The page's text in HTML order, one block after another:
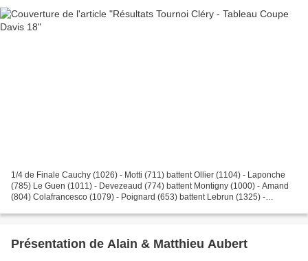
1/4 de Finale Cauchy (1026) - Motti (711) battent Ollier (1104) - Laponche
(785) Le Guen (1011) - Devezeaud (774) battent Montigny (1000) - Amand
(804) Colafrancesco (1079) - Poignard (653) battent Lebrun (1325) -
Présentation de Alain & Matthieu Aubert